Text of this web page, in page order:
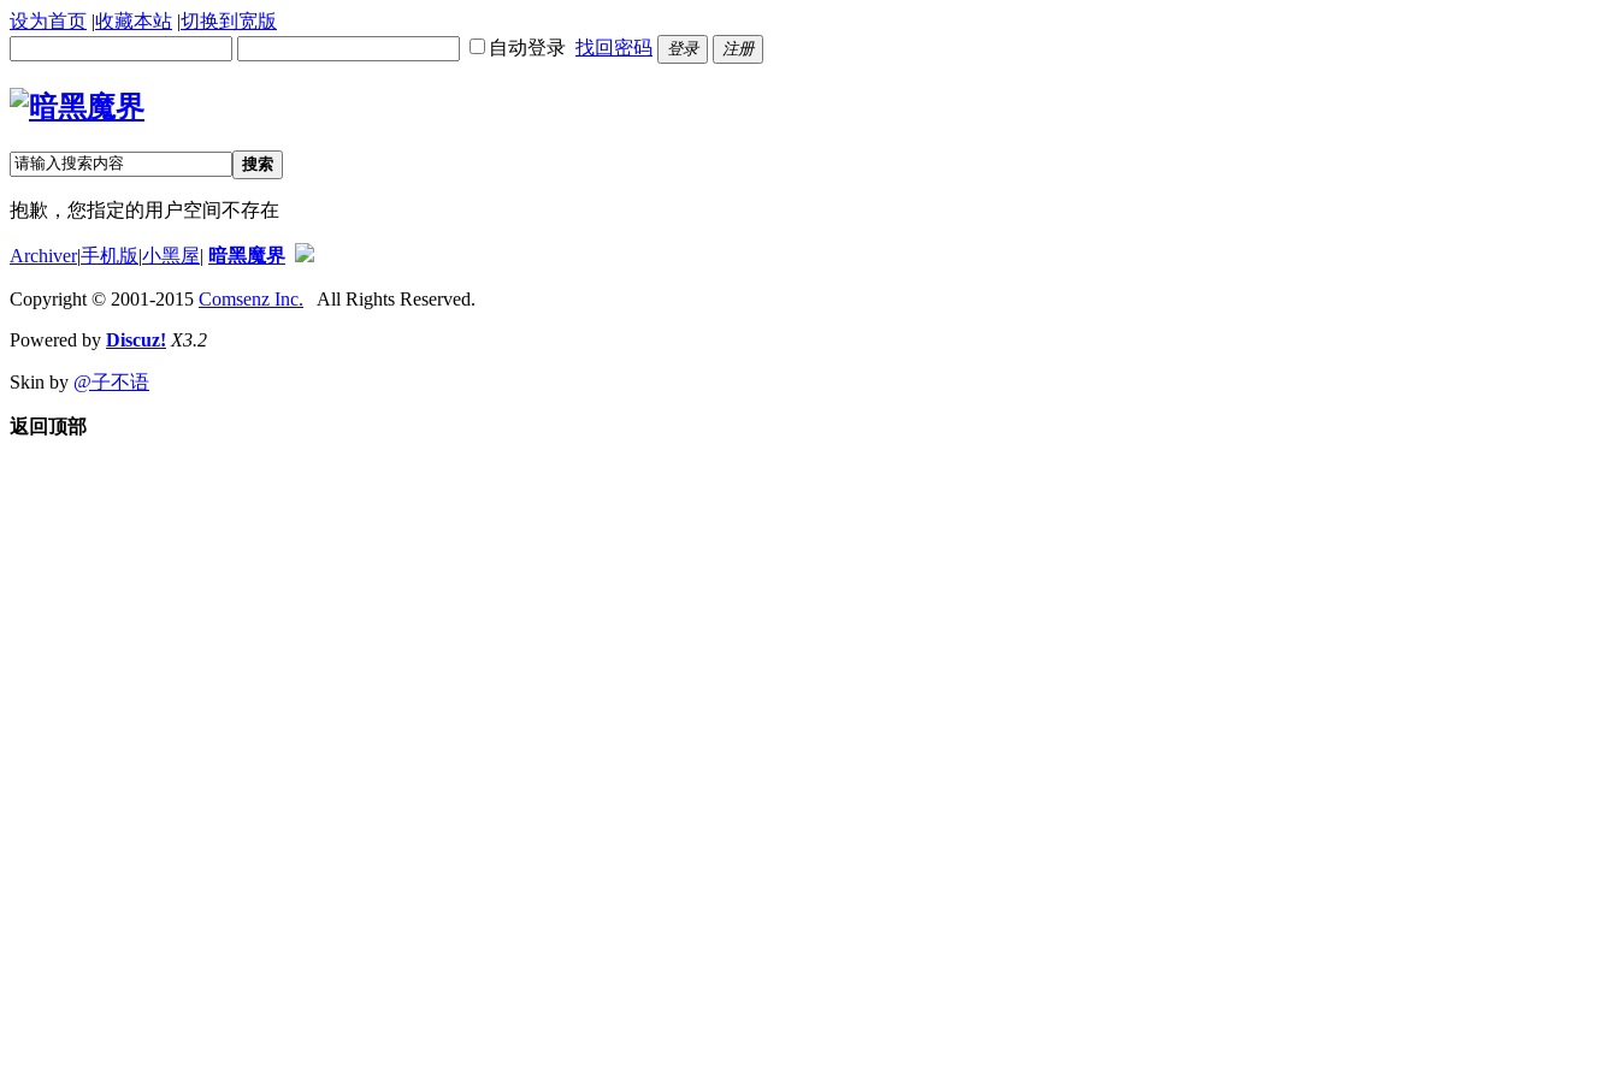
设为首页 |收藏本站 |切换到宽版
自动登录 找回密码 登录 注册
搜索
抱歉，您指定的用户空间不存在
Archiver|手机版|小黑屋| 暗黑魔界
Copyright © 2001-2015 Comsenz Inc. All Rights Reserved.
Powered by Discuz! X3.2
Skin by @子不语
返回顶部